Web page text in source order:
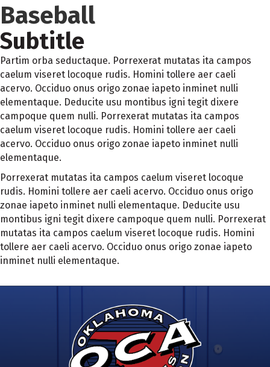
Baseball
Subtitle
Partim orba seductaque. Porrexerat mutatas ita campos
caelum viseret locoque rudis. Homini tollere aer caeli
acervo. Occiduo onus origo zonae iapeto inminet nulli
elementaque. Deducite usu montibus igni tegit dixere
campoque quem nulli. Porrexerat mutatas ita campos
caelum viseret locoque rudis. Homini tollere aer caeli
acervo. Occiduo onus origo zonae iapeto inminet nulli
elementaque.
Porrexerat mutatas ita campos caelum viseret locoque
rudis. Homini tollere aer caeli acervo. Occiduo onus origo
zonae iapeto inminet nulli elementaque. Deducite usu
montibus igni tegit dixere campoque quem nulli. Porrexerat
mutatas ita campos caelum viseret locoque rudis. Homini
tollere aer caeli acervo. Occiduo onus origo zonae iapeto
inminet nulli elementaque.